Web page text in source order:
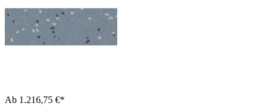
Ab 1.216,75 €*